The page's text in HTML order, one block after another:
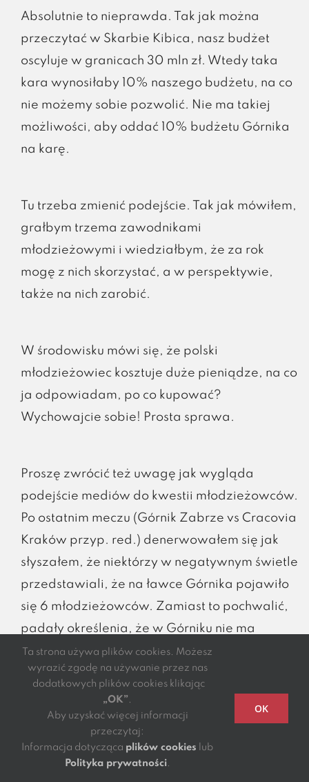
Absolutnie to nieprawda. Tak jak można
przeczytać w Skarbie Kibica, nasz budżet
oscyluje w granicach 30 mln zł. Wtedy taka
kara wynosiłaby 10% naszego budżetu, na co
nie możemy sobie pozwolić. Nie ma takiej
możliwości, aby oddać 10% budżetu Górnika
na karę.
Tu trzeba zmienić podejście. Tak jak mówiłem,
grałbym trzema zawodnikami
młodzieżowymi i wiedziałbym, że za rok
mogę z nich skorzystać, a w perspektywie,
także na nich zarobić.
W środowisku mówi się, że polski
młodzieżowiec kosztuje duże pieniądze, na co
ja odpowiadam, po co kupować?
Wychowajcie sobie! Prosta sprawa.
Proszę zwrócić też uwagę jak wygląda
podejście mediów do kwestii młodzieżowców.
Po ostatnim meczu (Górnik Zabrze vs Cracovia
Kraków przyp. red.) denerwowałem się jak
słyszałem, że niektórzy w negatywnym świetle
przedstawiali, że na ławce Górnika pojawiło
się 6 młodzieżowców. Zamiast to pochwalić,
padały określenia, że w Górniku nie ma
polityki transferowej, nie ma zawodników, co
widać po ławce i 6 młodzieżowcach na ławce.
Raczej się dobrze dzieje, że aż 6
młodzieżowców, może znaleźć się na ławce,
Ta strona używa plików cookies. Możesz
wyrazić zgodę na używanie przez nas
dodatkowych plików cookies klikając
„OK” .
Aby uzyskać więcej informacji
przeczytaj:
Informacja dotycząca plików cookies lub
Polityka prywatności .
OK